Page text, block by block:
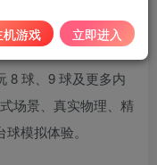
无论是单人、本地还
8 球、9 球及更多内
场景、真实物理、精
模拟体验。
机游戏 立即进入